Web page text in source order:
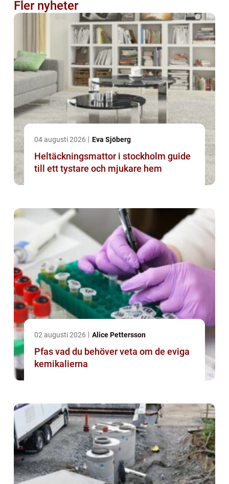
Fler nyheter
04 augusti 2026 Eva Sjöberg
Heltäckningsmattor i stockholm guide
till ett tystare och mjukare hem
02 augusti 2026 Alice Pettersson
Pfas vad du behöver veta om de eviga
kemikalierna